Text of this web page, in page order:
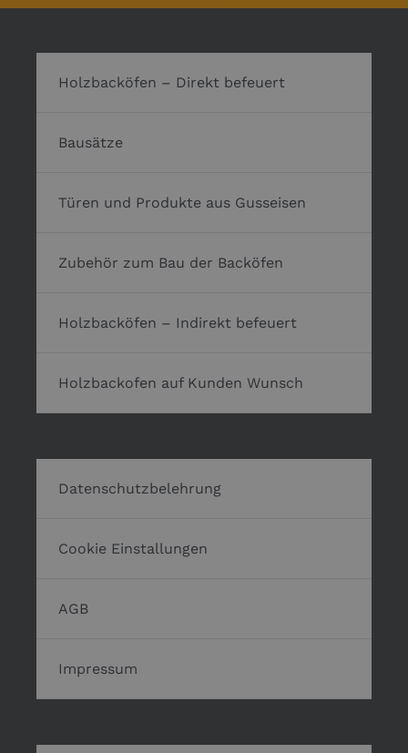
Holzbacköfen – Direkt befeuert
Bausätze
Türen und Produkte aus Gusseisen
Zubehör zum Bau der Backöfen
Holzbacköfen – Indirekt befeuert
Holzbackofen auf Kunden Wunsch
Datenschutzbelehrung
Cookie Einstallungen
AGB
Impressum